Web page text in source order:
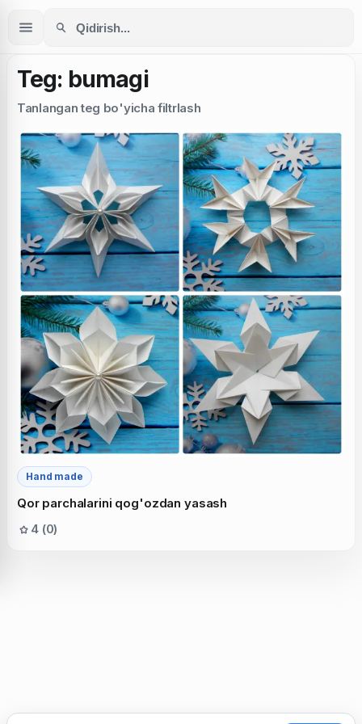
Teg: bumagi
Tanlangan teg bo'yicha filtrlash
Hand made
Qor parchalarini qog'ozdan yasash
4 (0)